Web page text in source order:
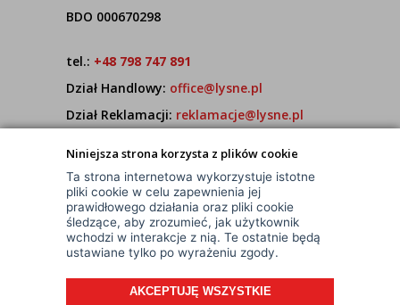
Niniejsza strona korzysta z plików cookie
Ta strona internetowa wykorzystuje istotne
pliki cookie w celu zapewnienia jej
prawidłowego działania oraz pliki cookie
śledzące, aby zrozumieć, jak użytkownik
wchodzi w interakcje z nią. Te ostatnie będą
ustawiane tylko po wyrażeniu zgody.
AKCEPTUJĘ WSZYSTKIE
BDO 000670298
tel.: +48 798 747 891
Dział Handlowy: office@lysne.pl
Dział Reklamacji: reklamacje@lysne.pl
7:00 - 15:00
© Wszelkie Prawa Zastrzeżone